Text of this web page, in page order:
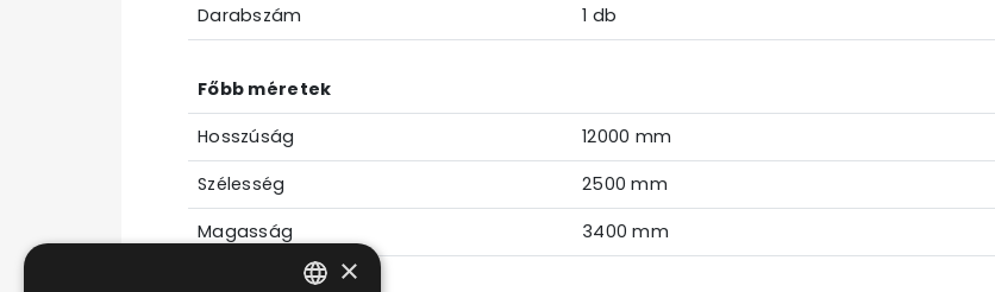
Darabszám
1 db
Főbb méretek
Hosszúság
12000 mm
Szélesség
2500 mm
Magasság
3400 mm
Tengelytávolság×